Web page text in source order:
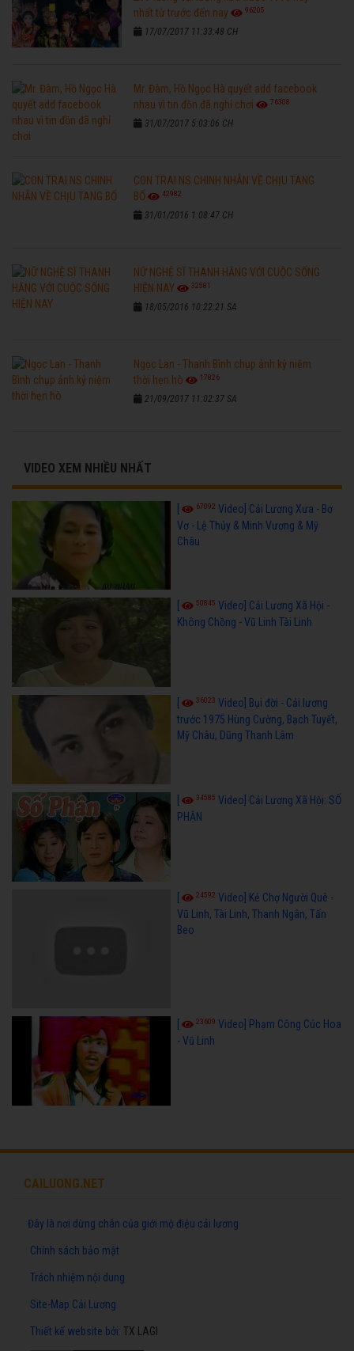
nhất từ trước đến nay
96205
17/07/2017 11:33:48 CH
Mr. Đàm, Hồ Ngọc Hà quyết add facebook
nhau vì tin đồn đã nghỉ chơi
76308
31/07/2017 5:03:06 CH
CON TRAI NS CHINH NHẪN VỀ CHỊU TANG
BỐ
42982
31/01/2016 1:08:47 CH
NỮ NGHỆ SĨ THANH HẰNG VỚI CUỘC SỐNG
HIỆN NAY
32581
18/05/2016 10:22:21 SA
Ngọc Lan - Thanh Bình chụp ảnh kỷ niệm
thời hẹn hò
17826
21/09/2017 11:02:37 SA
VIDEO XEM NHIỀU NHẤT
[ 67092 Video] Cải Lương Xưa - Bơ
Vơ - Lệ Thủy & Minh Vương & Mỹ
Châu
50845 Video] Cải Lương Xã Hội -
Không Chồng - Vũ Linh Tài Linh
36023 Video] Bụi đời - Cải lương
trước 1975 Hùng Cường, Bạch Tuyết,
Mỹ Châu, Dũng Thanh Lâm
34585 Video] Cải Lương Xã Hội: SỐ
PHẬN
24592 Video] Kẻ Chợ Người Quê -
Vũ Linh, Tài Linh, Thanh Ngân, Tấn
Beo
23609 Video] Phạm Công Cúc Hoa
- Vũ Linh
CAILUONG.NET
Đây là nơi dừng chân của giới mộ điệu cải lương
Chính sách bảo mật
Trách nhiệm nội dung
Site-Map Cải Lương
Thiết kế website bởi: TX LAGI